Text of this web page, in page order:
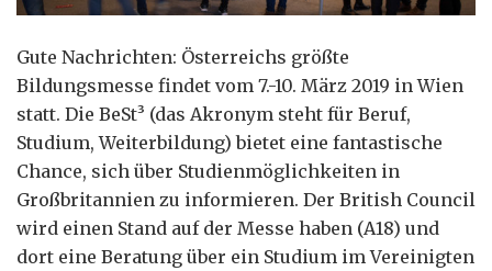
Gute Nachrichten: Österreichs größte
Bildungsmesse findet vom 7.-10. März 2019 in Wien
statt. Die BeSt³ (das Akronym steht für Beruf,
Studium, Weiterbildung) bietet eine fantastische
Chance, sich über Studienmöglichkeiten in
Großbritannien zu informieren. Der British Council
wird einen Stand auf der Messe haben (A18) und
dort eine Beratung über ein Studium im Vereinigten